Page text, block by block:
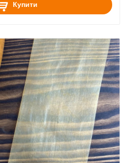
Купити